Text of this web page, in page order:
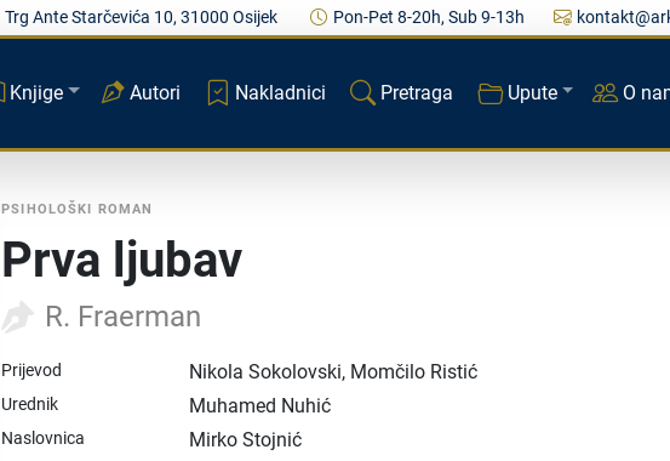
Trg Ante Starčevića 10, 31000 Osijek Pon-Pet 8-20h, Sub 9-13h
Knjige Autori Nakladnici Pretraga Upute O
PSIHOLOŠKI ROMAN
Prva ljubav
R. Fraerman
Prijevod Nikola Sokolovski, Momčilo Ristić
Urednik Muhamed Nuhić
Naslovnica Mirko Stojnić